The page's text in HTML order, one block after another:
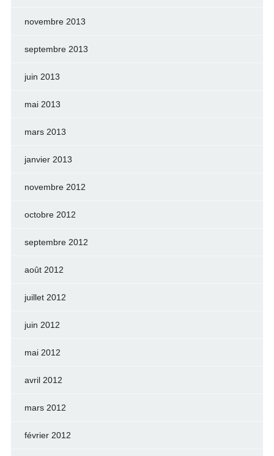
novembre 2013
septembre 2013
juin 2013
mai 2013
mars 2013
janvier 2013
novembre 2012
octobre 2012
septembre 2012
août 2012
juillet 2012
juin 2012
mai 2012
avril 2012
mars 2012
février 2012